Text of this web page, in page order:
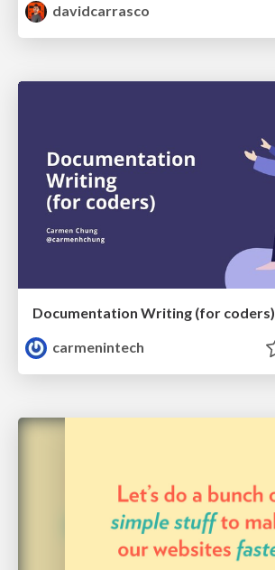
davidcarrasco
Documentation Writing (for coders)
carmenintech